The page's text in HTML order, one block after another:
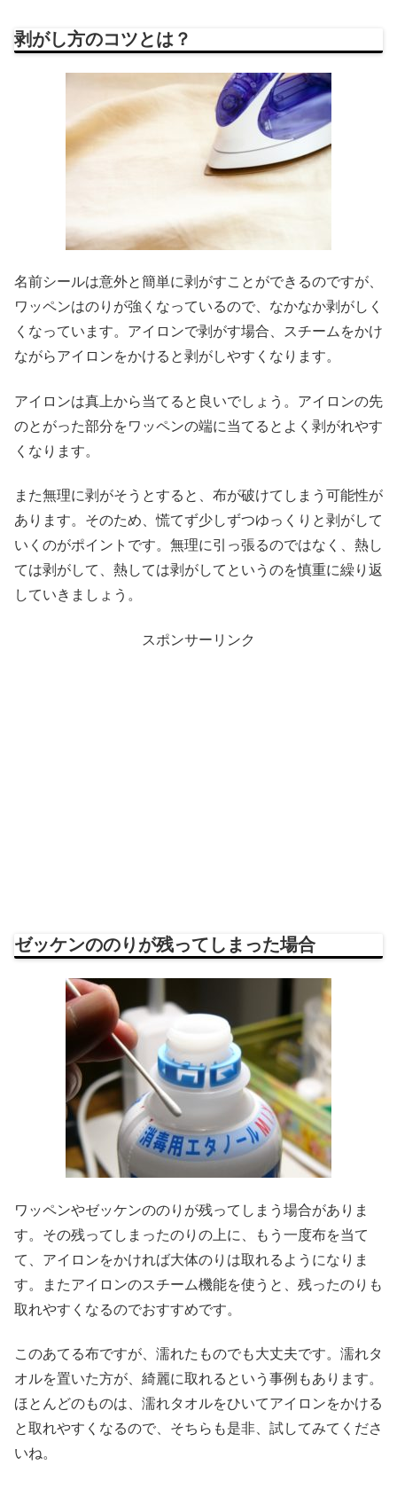
剥がし方のコツとは？
名前シールは意外と簡単に剥がすことができるのですが、
ワッペンはのりが強くなっているので、なかなか剥がしく
くなっています。アイロンで剥がす場合、スチームをかけ
ながらアイロンをかけると剥がしやすくなります。
アイロンは真上から当てると良いでしょう。アイロンの先
のとがった部分をワッペンの端に当てるとよく剥がれやす
くなります。
また無理に剥がそうとすると、布が破けてしまう可能性が
あります。そのため、慌てず少しずつゆっくりと剥がして
いくのがポイントです。無理に引っ張るのではなく、熱し
ては剥がして、熱しては剥がしてというのを慎重に繰り返
していきましょう。
スポンサーリンク
ゼッケンののりが残ってしまった場合
ワッペンやゼッケンののりが残ってしまう場合がありま
す。その残ってしまったのりの上に、もう一度布を当て
て、アイロンをかければ大体のりは取れるようになりま
す。またアイロンのスチーム機能を使うと、残ったのりも
取れやすくなるのでおすすめです。
このあてる布ですが、濡れたものでも大丈夫です。濡れタ
オルを置いた方が、綺麗に取れるという事例もあります。
ほとんどのものは、濡れタオルをひいてアイロンをかける
と取れやすくなるので、そちらも是非、試してみてくださ
いね。